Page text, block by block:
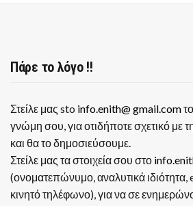
Πάρε το λόγο !!
Στείλε μας sto info.enith@ gmail.com
γνώμη σου, για οτιδήποτε σχετικό με
και θα το δημοσιεύσουμε.
Στείλε μας τα στοιχεία σου στο
(ονοματεπώνυμο, αναλυτικά ιδιότητα,
κινητό τηλέφωνο), για να σε